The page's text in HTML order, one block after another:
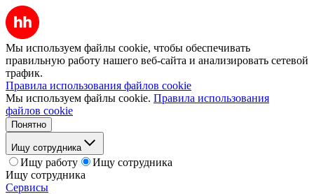
Мы используем файлы cookie, чтобы обеспечивать
правильную работу нашего веб-сайта и анализировать сетевой
трафик.
Правила использования файлов cookie
Мы используем файлы cookie. Правила использования
файлов cookie
Понятно
Ищу сотрудника
Ищу работу
Ищу сотрудника
Ищу сотрудника
Сервисы